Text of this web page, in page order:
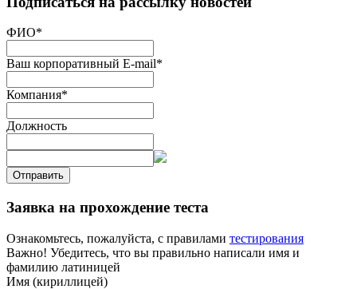
ФИО*
Ваш корпоративный E-mail*
Компания*
Должность
Отправить
Заявка на прохождение теста
Ознакомьтесь, пожалуйста, с правилами тестирования
Важно! Убедитесь, что вы правильно написали имя и
фамилию латиницей
Имя (кириллицей)